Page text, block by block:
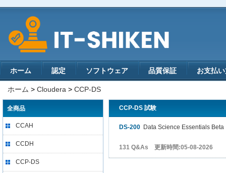
ホーム 認定 ソフトウェア 品質保証 お支払
ホーム > Cloudera > CCP-DS
全商品
CCAH
CCDH
CCP-DS
CCP-DS 試験
DS-200 Data Science Essentials Beta
131 Q&As 更新時間:05-08-2026